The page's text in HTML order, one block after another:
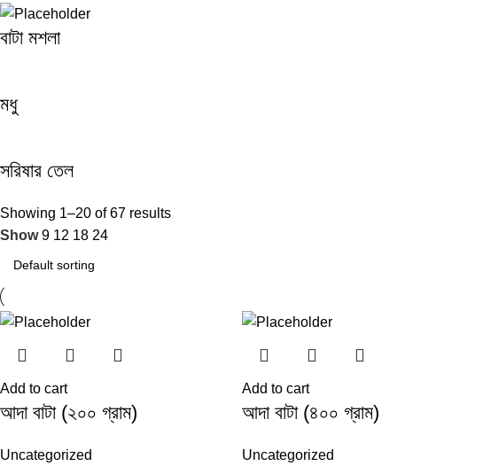
বাটা মশলা
মধু
সরিষার তেল
Showing 1–20 of 67 results
Show9 12 18 24
Add to cart
আদা বাটা (২০০ গ্রাম)
Uncategorized
Add to cart
আদা বাটা (৪০০ গ্রাম)
Uncategorized